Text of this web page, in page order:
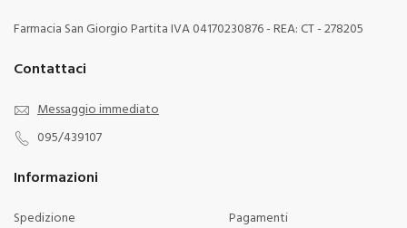
Farmacia San Giorgio Partita IVA 04170230876 - REA: CT - 278205
Contattaci
Messaggio immediato
095/439107
Informazioni
Spedizione
Pagamenti